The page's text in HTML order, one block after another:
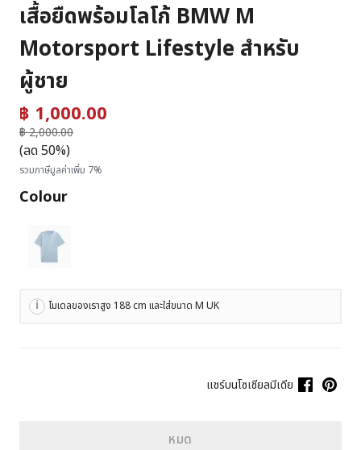
เสื้อยืดพร้อมโลโก้ BMW M
Motorsport Lifestyle สำหรับ
ผู้ชาย
฿ 1,000.00
฿ 2,000.00
ถึง
(ลด 50%)
รวมภาษีมูลค่าเพิ่ม 7%
Colour
โมเดลของเราสูง 188 cm และใส่ขนาด M UK
แชร์บนโซเชียลมีเดีย
หมด